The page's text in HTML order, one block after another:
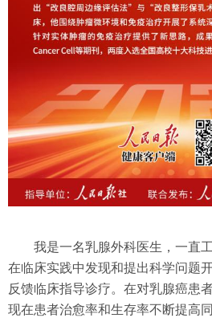
我是一名乳腺外科医生，一直
在临床实践中发现和提出科学问题
反馈临床指导诊疗。在对乳腺癌患
现在患者治愈率和生存率不断提高